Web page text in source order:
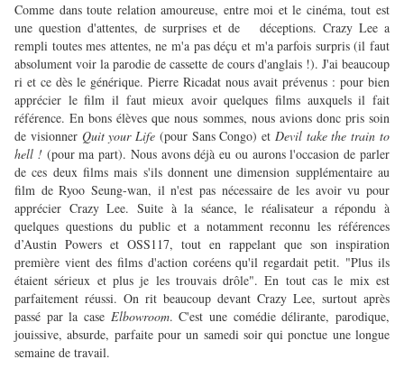
Comme dans toute relation amoureuse, entre moi et le cinéma, tout est
une question d'attentes, de surprises et de
déceptions. Crazy Lee a
rempli toutes mes attentes, ne m'a pas déçu et m'a parfois surpris (il faut
absolument voir la parodie de cassette de cours d'anglais !). J'ai beaucoup
ri et ce dès le générique. Pierre Ricadat nous avait prévenus : pour bien
apprécier le film il faut mieux avoir quelques films auxquels il fait
référence. En bons élèves que nous sommes, nous avions donc pris soin
de visionner Quit your Life (pour Sans Congo) et Devil take the train to
hell !(pour ma part). Nous avons déjà eu ou aurons l'occasion de parler
de ces deux films mais s'ils donnent une dimension supplémentaire au
film de Ryoo Seung-wan, il n'est pas nécessaire de les avoir vu pour
apprécier Crazy Lee. Suite à la séance, le réalisateur a répondu à
quelques questions du public et a notamment reconnu les références
d’Austin Powers et OSS117, tout en rappelant que son inspiration
première vient des films d'action coréens qu'il regardait petit. "Plus ils
étaient sérieux et plus je les trouvais drôle". En tout cas le mix est
parfaitement réussi. On rit beaucoup devant Crazy Lee, surtout après
passé par la case Elbowroom. C'est une comédie délirante, parodique,
jouissive, absurde, parfaite pour un samedi soir qui ponctue une longue
semaine de travail.